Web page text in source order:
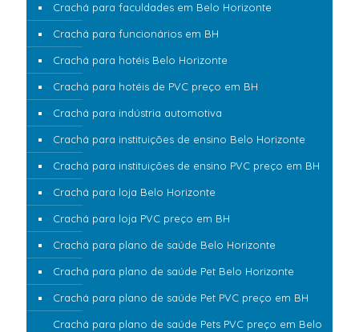
Crachá para faculdades em Belo Horizonte
Crachá para funcionários em BH
Crachá para hotéis Belo Horizonte
Crachá para hotéis de PVC preço em BH
Crachá para indústria automotiva
Crachá para instituições de ensino Belo Horizonte
Crachá para instituições de ensino PVC preço em BH
Crachá para loja Belo Horizonte
Crachá para loja PVC preço em BH
Crachá para plano de saúde Belo Horizonte
Crachá para plano de saúde Pet Belo Horizonte
Crachá para plano de saúde Pet PVC preço em BH
Crachá para plano de saúde Pets PVC preço em Belo